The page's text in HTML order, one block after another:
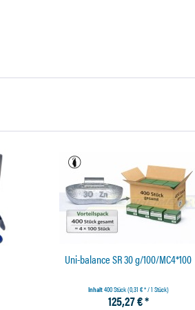
Uni-balance SR 30 g/100/MC4*100
Inhalt400 Stück(0,31 € * / 1 Stück)
125,27 € *